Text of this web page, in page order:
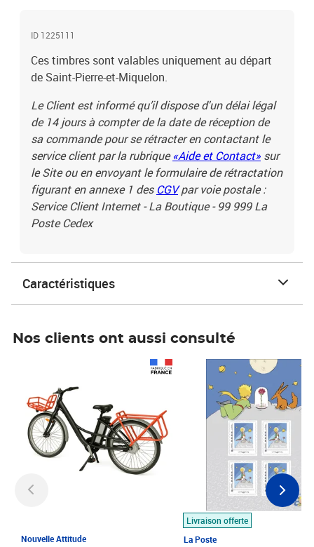
ID 1225111
Ces timbres sont valables uniquement au départ
de Saint-Pierre-et-Miquelon.
Le Client est informé qu’il dispose d'un délai légal
de 14 jours à compter de la date de réception de
sa commande pour se rétracter en contactant le
service client par la rubrique«Aide et Contact» sur
le Site ou en envoyant le formulaire de rétractation
figurant en annexe 1 des CGVpar voie postale :
Service Client Internet - La Boutique - 99 999 La
Poste Cedex
Caractéristiques
Nos clients ont aussi consulté
Nouvelle Attitude
Livraison offerte
La Poste
Prix 7,50€